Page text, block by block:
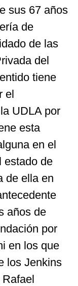
sus 67 años
de
de las
del
tiene
el
UDLA por
esta
en el
estado de
de ella en
años de
por
en los que
los Jenkins